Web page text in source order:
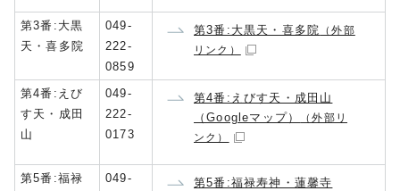
第3番:大黒
天・喜多院
049-
222-
0859
第3番:大黒天・喜多院 （外部
リンク）
第4番:えび
す天・成田
山
049-
222-
0173
第4番:えびす天・成田山
（Googleマップ）
（外部リ
ンク）
第5番:福禄
049-
第5番:福禄寿神・蓮馨寺